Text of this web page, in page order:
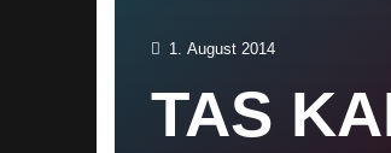
1. August 2014
TAS